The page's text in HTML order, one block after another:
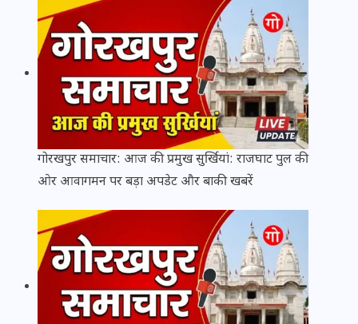
गोरखपुर समाचार: आज की प्रमुख सुर्खियां: राजघाट पुल की
ओर आवागमन पर बड़ा अपडेट और बाकी खबरें